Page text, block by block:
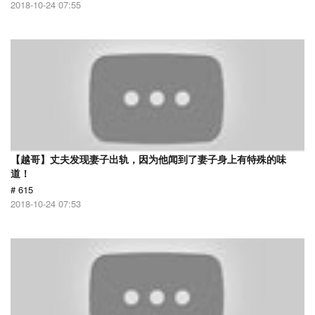
2018-10-24 07:55
【越哥】丈夫发现妻子出轨，因为他闻到了妻子身上有特殊的味
道！
# 615
2018-10-24 07:53